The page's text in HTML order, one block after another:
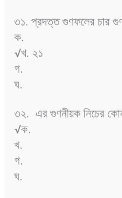
৩১. প্রদত্ত গুণফলের চার
ক.
√খ. ২১
গ.
ঘ.
৩২. এর গুণনীয়ক নিচের
√ক.
খ.
গ.
ঘ.